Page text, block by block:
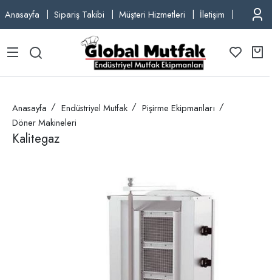
Anasayfa Sipariş Takibi Müşteri Hizmetleri İletişim TEL:
Anasayfa Endüstriyel Mutfak
Pişirme Ekipmanları
Döner Makineleri
Kalitegaz